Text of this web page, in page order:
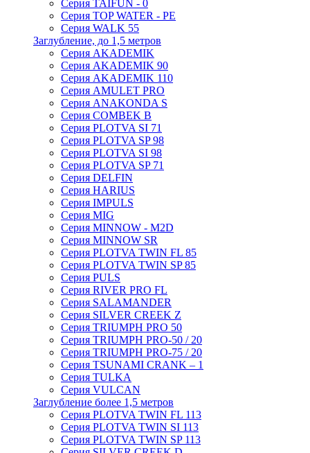
Серия TAIFUN - 0
Серия TOP WATER - PE
Серия WALK 55
Заглубление, до 1,5 метров
Серия AKADEMIK
Серия AKADEMIK 90
Серия AKADEMIK 110
Серия AMULET PRO
Серия ANAKONDA S
Серия COMBEK B
Серия PLOTVA SI 71
Серия PLOTVA SP 98
Серия PLOTVA SI 98
Серия PLOTVA SP 71
Серия DELFIN
Серия HARIUS
Серия IMPULS
Серия MIG
Серия MINNOW - M2D
Серия MINNOW SR
Серия PLOTVA TWIN FL 85
Серия PLOTVA TWIN SP 85
Серия PULS
Серия RIVER PRO FL
Серия SALAMANDER
Серия SILVER CREEK Z
Серия TRIUMPH PRO 50
Серия TRIUMPH PRO-50 / 20
Серия TRIUMPH PRO-75 / 20
Серия TSUNAMI CRANK – 1
Серия TULKA
Серия VULCAN
Заглубление более 1,5 метров
Серия PLOTVA TWIN FL 113
Серия PLOTVA TWIN SI 113
Серия PLOTVA TWIN SP 113